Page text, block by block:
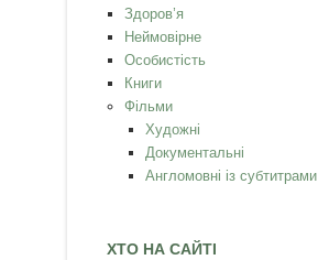
Здоров’я
Неймовірне
Особистість
Книги
Фільми
Художні
Документальні
Англомовні із субтитрами
ХТО НА САЙТІ